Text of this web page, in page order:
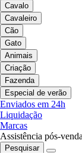
Cavalo
Cavaleiro
Cão
Gato
Animais
Criação
Fazenda
Especial de verão
Enviados em 24h
Liquidação
Marcas
Assistência pós-
Pesquisar